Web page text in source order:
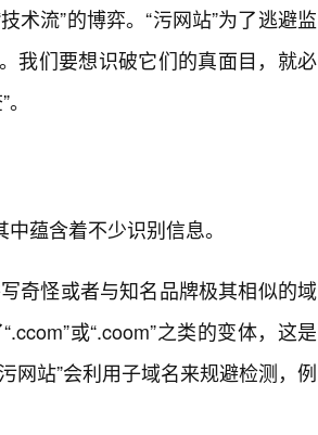
术流”的博弈。“污网站”为了逃避监
我们要想识破它们的真面目，就必
蕴含着不少识别信息。
奇怪或者与知名品牌极其相似的域
或“.coom”之类的变体，这是
网站”会利用子域名来规避检测，例